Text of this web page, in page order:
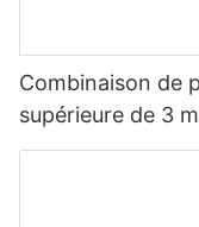
Combinaison de
supérieure de 3
Confort inégalé.